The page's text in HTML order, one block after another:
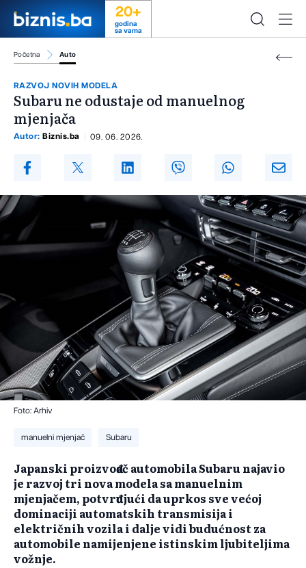
20+
godina
sa vama
Početna Auto
RAZVOJ NOVIH MODELA
Subaru ne odustaje od manuelnog
mjenjača
Autor: Biznis.ba 09. 06. 2026.
Foto: Arhiv
manuelni mjenjač Subaru
​Japanski proizvođač automobila Subaru najavio
je razvoj tri nova modela sa manuelnim
mjenjačem, potvrđujući da uprkos sve većoj
dominaciji automatskih transmisija i
električnih vozila i dalje vidi budućnost za
automobile namijenjene istinskim ljubiteljima
vožnje.